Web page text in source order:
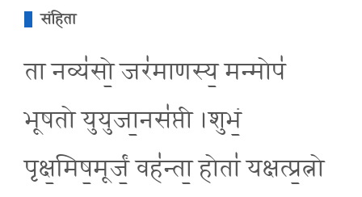
संहिता
ता नव्य॑सो॒ जर॑माणस्य॒ मन्मोप॑
भूषतो युयुजा॒नस॑प्ती ।शुभं॒
पृक्ष॒मिष॒मूर्जं॒ वह॑न्ता॒ होता॑ यक्षत्प्र॒त्नो